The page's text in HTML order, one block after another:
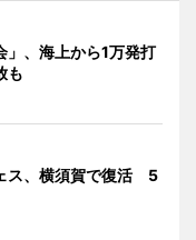
」、海上から1万発打
も
ス、横須賀で復活 5